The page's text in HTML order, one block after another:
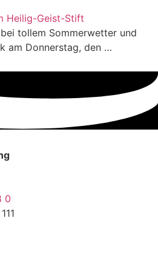
Heilig-Geist-Stift
tollem Sommerwetter und
am Donnerstag, den …
0